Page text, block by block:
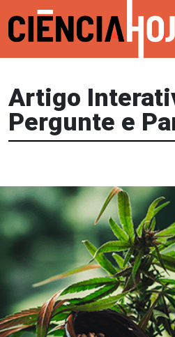
Artigo
Pergunte e